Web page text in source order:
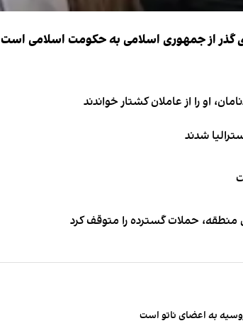
گذر از جمهوری اسلامی به حکومت اسلامی است
او را از عاملان کشتار خواندند
منطقه، حملات گسترده را متوقف کرد
به اعضای ناتو‌ است